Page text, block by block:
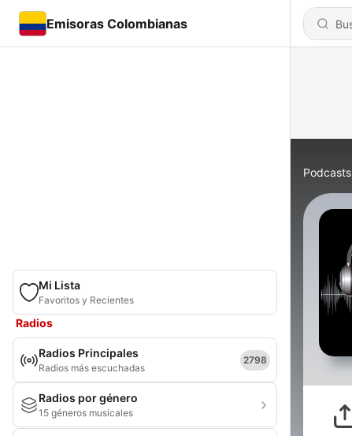
Emisoras Colombianas
Mi Lista
Favoritos y Recientes
Radios
Radios Principales
Radios más escuchadas
2798
Radios por género
15 géneros musicales
Podcasts